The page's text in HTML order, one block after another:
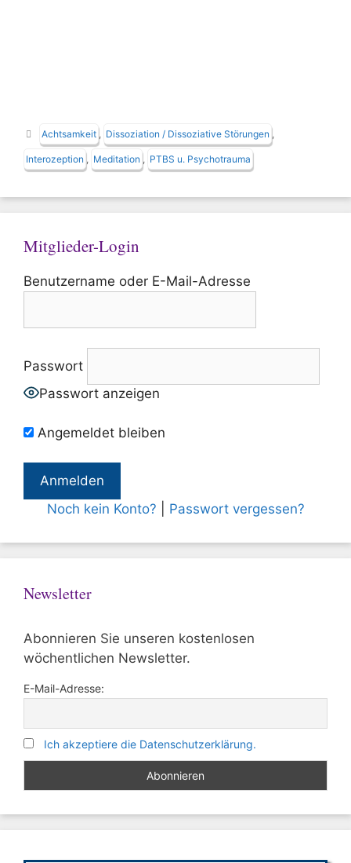
Schlagwörter
Achtsamkeit Dissoziation / Dissoziative Störungen
Interozeption Meditation PTBS u. Psychotrauma
Mitglieder-Login
Benutzername oder E-Mail-Adresse
Passwort
Passwort anzeigen
Angemeldet bleiben
Noch kein Konto? Passwort vergessen?
Newsletter
Abonnieren Sie unseren kostenlosen
wöchentlichen Newsletter.
E-Mail-Adresse:
Ich akzeptiere die Datenschutzerklärung.